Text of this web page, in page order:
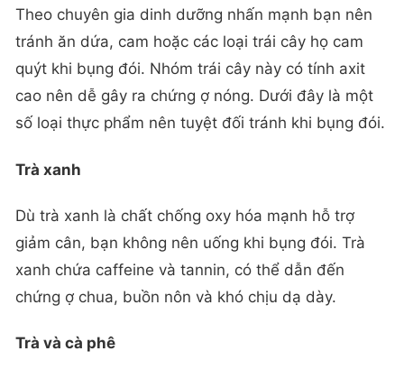
Theo chuyên gia dinh dưỡng nhấn mạnh bạn nên
tránh ăn dứa, cam hoặc các loại trái cây họ cam
quýt khi bụng đói. Nhóm trái cây này có tính axit
cao nên dễ gây ra chứng ợ nóng. Dưới đây là một
số loại thực phẩm nên tuyệt đối tránh khi bụng đói.
Trà xanh
Dù trà xanh là chất chống oxy hóa mạnh hỗ trợ
giảm cân, bạn không nên uống khi bụng đói. Trà
xanh chứa caffeine và tannin, có thể dẫn đến
chứng ợ chua, buồn nôn và khó chịu dạ dày.
Trà và cà phê